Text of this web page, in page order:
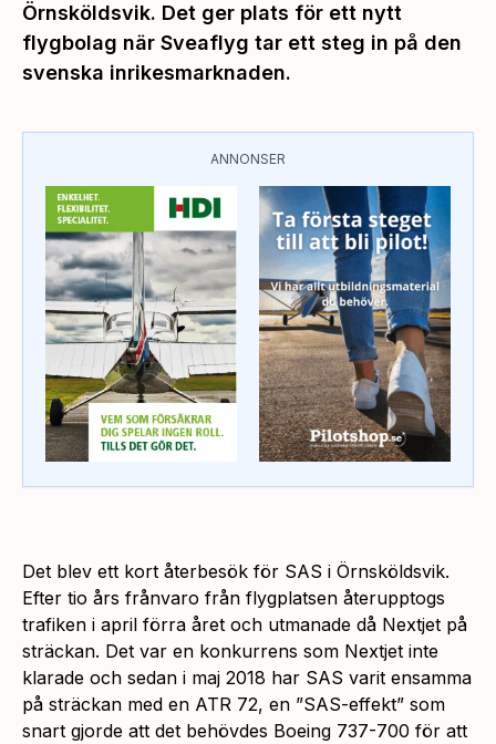
Örnsköldsvik. Det ger plats för ett nytt
flygbolag när Sveaflyg tar ett steg in på den
svenska inrikesmarknaden.
ANNONSER
Det blev ett kort återbesök för SAS i Örnsköldsvik.
Efter tio års frånvaro från flygplatsen återupptogs
trafiken i april förra året och utmanade då Nextjet på
sträckan. Det var en konkurrens som Nextjet inte
klarade och sedan i maj 2018 har SAS varit ensamma
på sträckan med en ATR 72, en ”SAS-effekt” som
snart gjorde att det behövdes Boeing 737-700 för att